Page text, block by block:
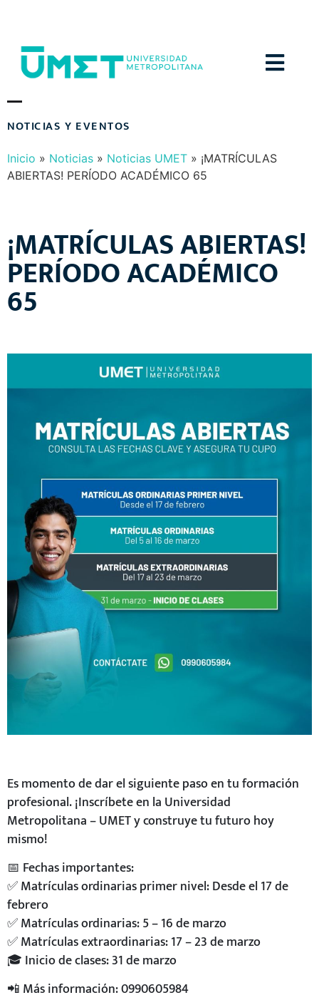
Inicio » Noticias » Noticias UMET » ¡MATRÍCULAS
ABIERTAS! PERÍODO ACADÉMICO 65
¡MATRÍCULAS ABIERTAS!
PERÍODO ACADÉMICO
65
Es momento de dar el siguiente paso en tu formación
profesional. ¡Inscríbete en la Universidad
Metropolitana – UMET y construye tu futuro hoy
mismo!
📅 Fechas importantes:
✅ Matrículas ordinarias primer nivel: Desde el 17 de
febrero
✅ Matrículas ordinarias: 5 – 16 de marzo
✅ Matrículas extraordinarias: 17 – 23 de marzo
🎓 Inicio de clases: 31 de marzo
📲 Más información: 0990605984